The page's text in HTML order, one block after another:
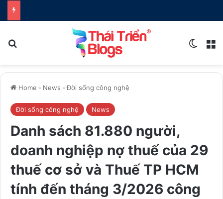
Home - News - Đời sống công nghệ
Đời sống công nghệ News
Danh sách 81.880‬ người,
doanh nghiệp nợ thuế của 29
thuế cơ sở và Thuế TP HCM
tính đến tháng 3/2026 công